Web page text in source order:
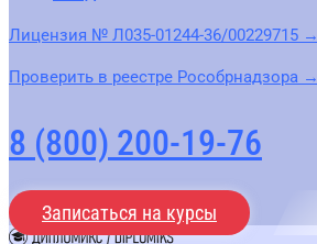
Лицензия № Л035-01244-36/00229715 →
Проверить в реестре Рособрнадзора →
8 (800) 200-19-76
Записаться на курсы